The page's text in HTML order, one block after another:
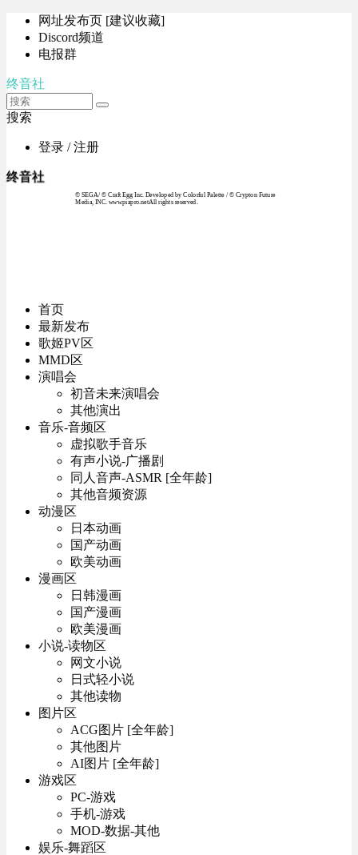
网址发布页 [建议收藏]
Discord频道
电报群
终音社
搜索
登录 / 注册
终音社
© SEGA / © Craft Egg Inc. Developed by Colorful Palette / © Crypton Future
Media, INC. www.piapro.netAll rights reserved.
首页
最新发布
歌姬PV区
MMD区
演唱会
初音未来演唱会
其他演出
音乐-音频区
虚拟歌手音乐
有声小说-广播剧
同人音声-ASMR [全年龄]
其他音频资源
动漫区
日本动画
国产动画
欧美动画
漫画区
日韩漫画
国产漫画
欧美漫画
小说-读物区
网文小说
日式轻小说
其他读物
图片区
ACG图片 [全年龄]
其他图片
AI图片 [全年龄]
游戏区
PC-游戏
手机-游戏
MOD-数据-其他
娱乐-舞蹈区